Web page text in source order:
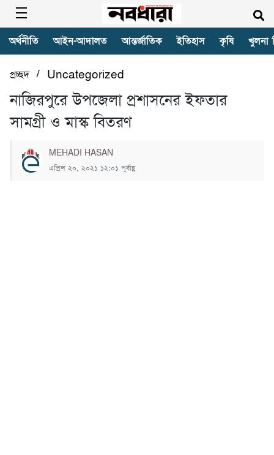
অর্থনীতি আইন-আদালত আন্তর্জাতিক ইতিহাস কৃষি খুলনা
প্রচ্ছদ/ Uncategorized
নাজিরপুরে উপজেলা প্রশাসনের ইফতার
সামগ্রী ও মাস্ক বিতরণ
MEHADI HASAN
এপ্রিল ২০, ২০২১ ১২:০১ পূর্বাহ্ণ